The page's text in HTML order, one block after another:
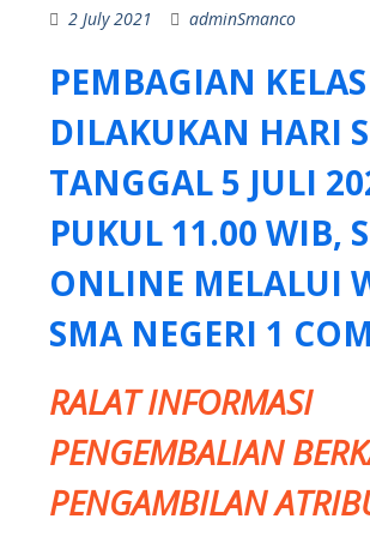
2 July 2021 adminSmanco
PEMBAGIAN
DILAKUKAN HARI
TANGGAL 5 JULI
PUKUL 11.00 WIB,
ONLINE MELALUI
SMA NEGERI 1
RALAT INFORMASI
PENGEMBALIAN
PENGAMBILAN